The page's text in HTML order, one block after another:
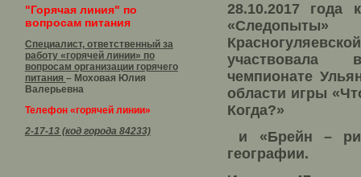
"Горячая линия" по
вопросам питания
Специалист, ответственный за
работу «горячей линии» по
вопросам организации горячего
питания – Моховая Юлия
Валерьевна
Телефон «горячей линии»
2-17-13 (код города 84233)
28.10.2017 года
чемпионате
области игры
Когда?»
и «Брейн –
географии.